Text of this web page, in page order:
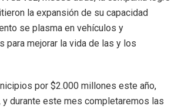
la expansión de su capacidad
se plasma en vehículos y
para mejorar la vida de las y los
por $2.000 millones este año,
durante este mes completaremos las